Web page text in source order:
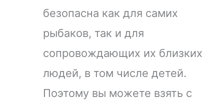
безопасна как для самих
рыбаков, так и для
сопровождающих их близких
людей, в том числе детей.
Поэтому вы можете взять с